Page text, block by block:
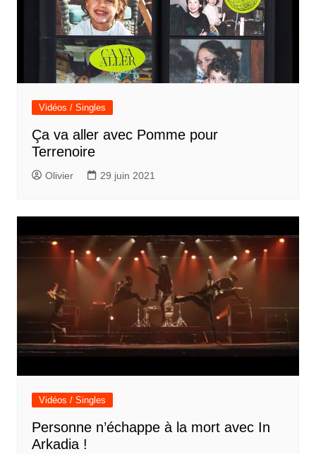
Vidéos / Singles
Ça va aller avec Pomme pour
Terrenoire
Olivier 29 juin 2021
Vidéos / Singles
Personne n’échappe à la mort avec In
Arkadia !